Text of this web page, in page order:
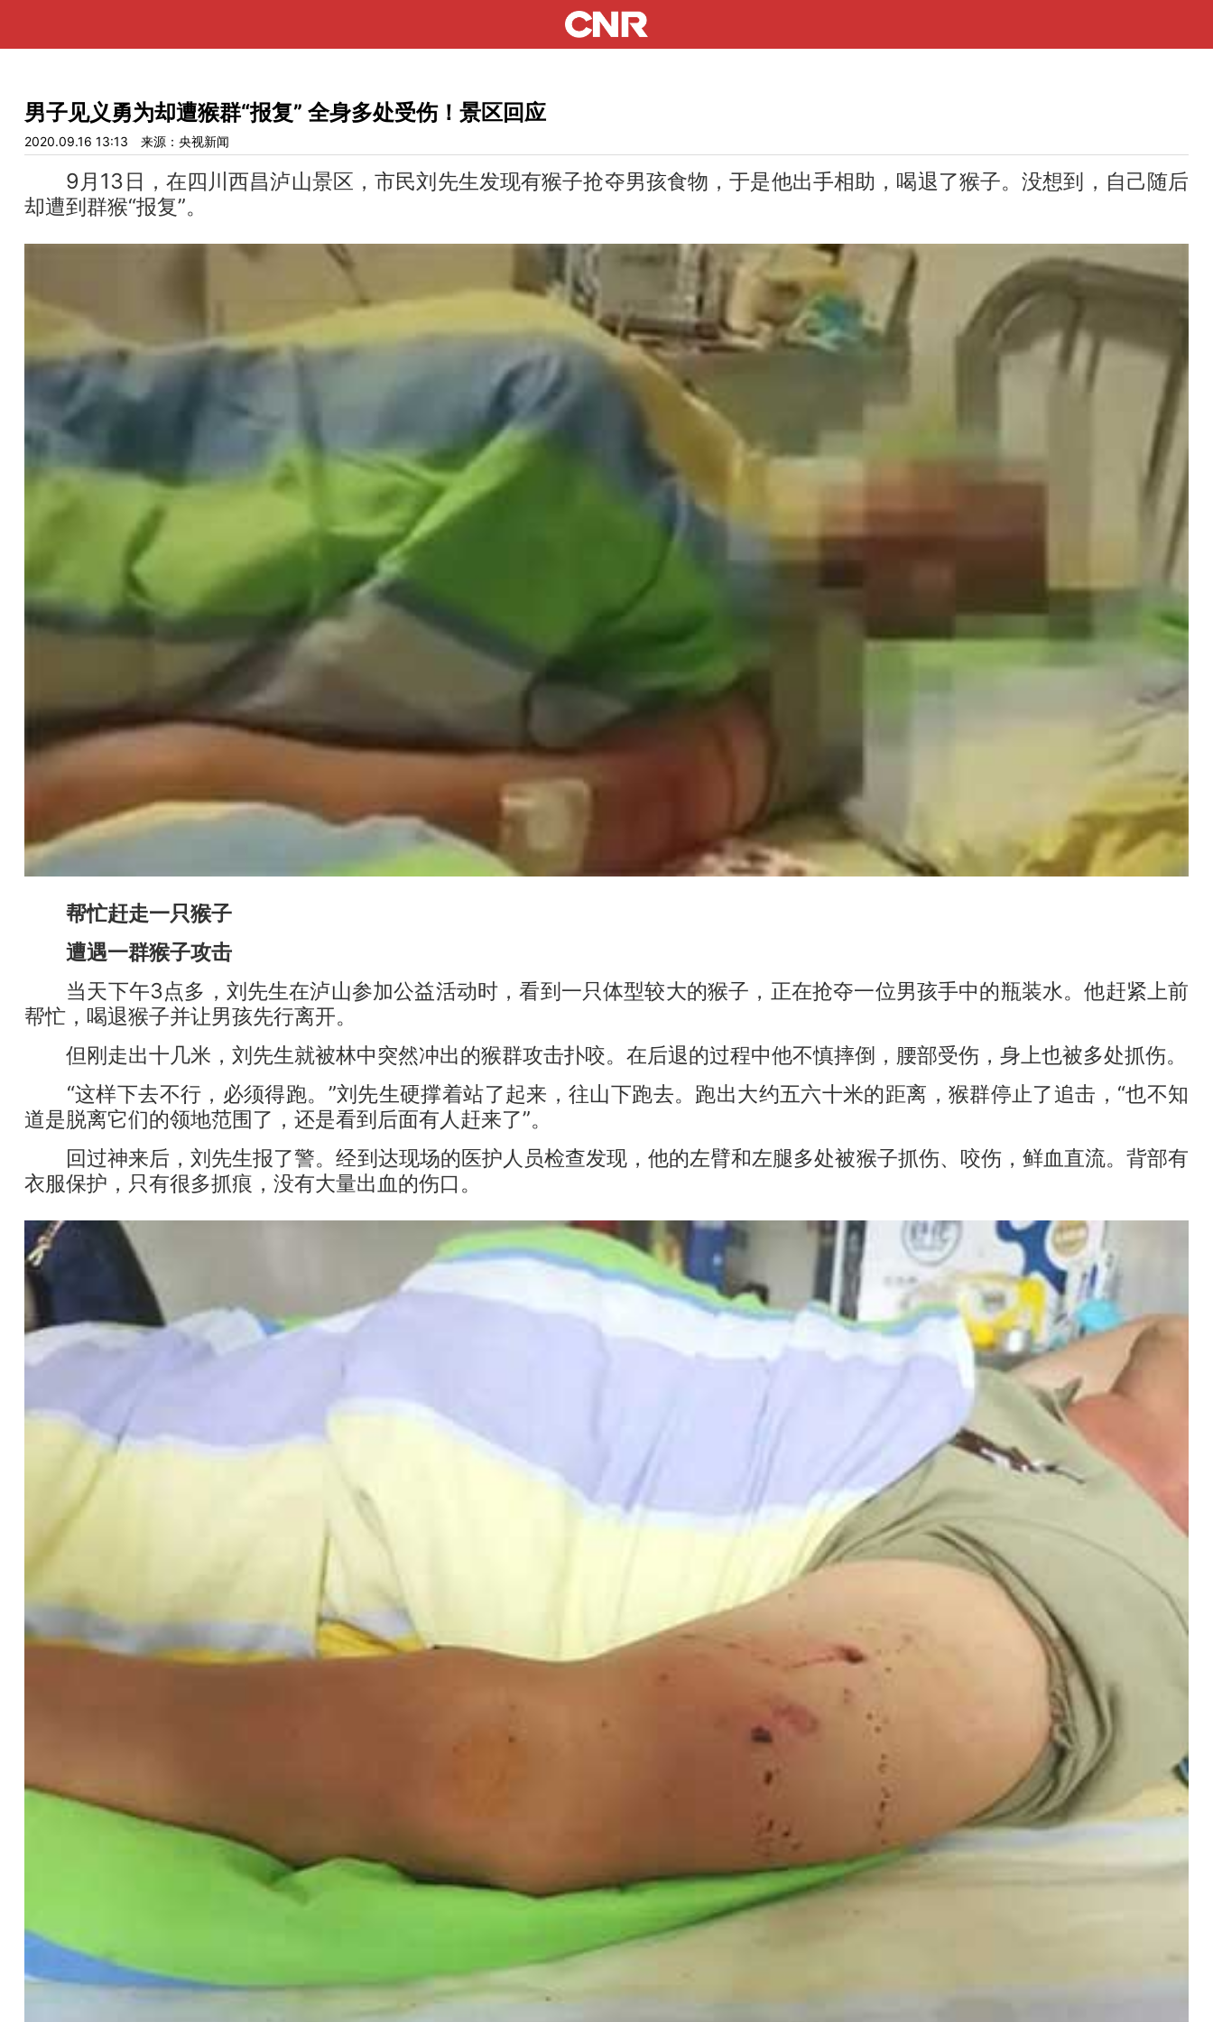
男子见义勇为却遭猴群“报复” 全身多处受伤！景区回应
2020.09.16 13:13 来源：央视新闻
9月13日，在四川西昌泸山景区，市民刘先生发现有猴子抢夺男孩食物，于是他出手相助，喝退了猴子。没想到，自己随后
却遭到群猴“报复”。
帮忙赶走一只猴子
遭遇一群猴子攻击
当天下午3点多，刘先生在泸山参加公益活动时，看到一只体型较大的猴子，正在抢夺一位男孩手中的瓶装水。他赶紧上前
帮忙，喝退猴子并让男孩先行离开。
但刚走出十几米，刘先生就被林中突然冲出的猴群攻击扑咬。在后退的过程中他不慎摔倒，腰部受伤，身上也被多处抓伤。
“这样下去不行，必须得跑。”刘先生硬撑着站了起来，往山下跑去。跑出大约五六十米的距离，猴群停止了追击，“也不知
道是脱离它们的领地范围了，还是看到后面有人赶来了”。
回过神来后，刘先生报了警。经到达现场的医护人员检查发现，他的左臂和左腿多处被猴子抓伤、咬伤，鲜血直流。背部有
衣服保护，只有很多抓痕，没有大量出血的伤口。